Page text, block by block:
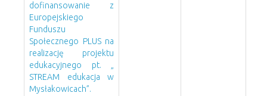
dofinansowanie z
Europejskiego
Funduszu
Społecznego PLUS na
realizację projektu
edukacyjnego pt. „
STREAM edukacja w
Mysłakowicach”.